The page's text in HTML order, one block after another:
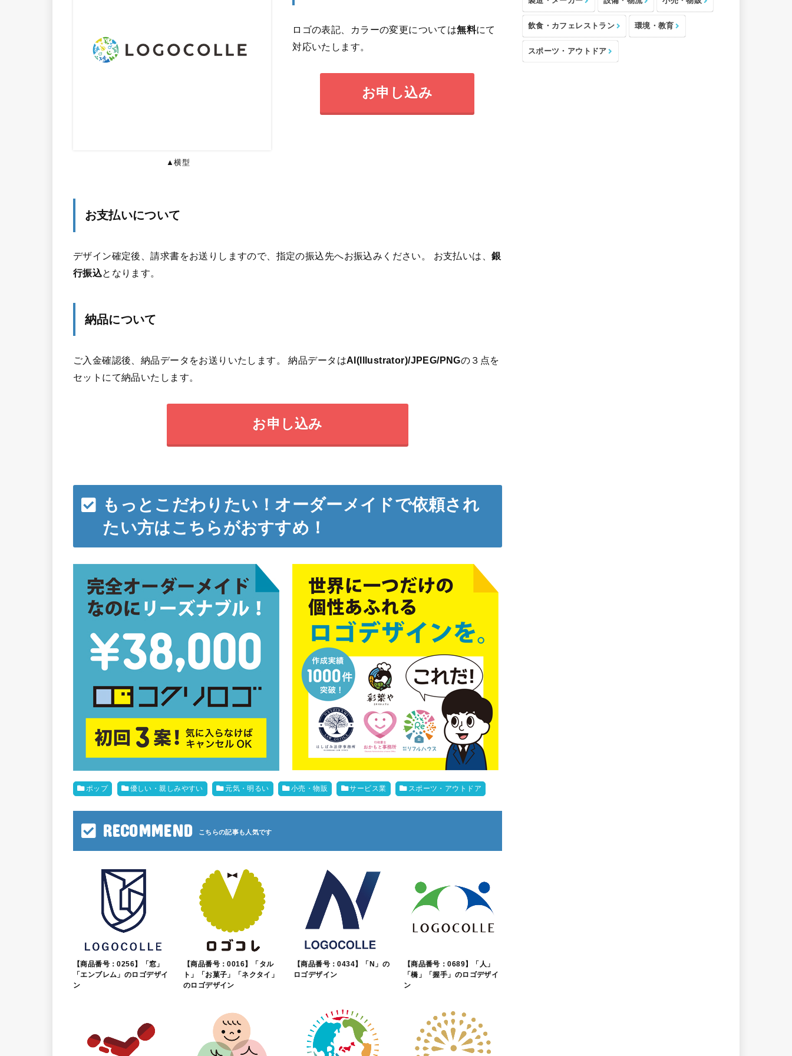
▲横型
ロゴの表記、カラーの変更については無料にて
対応いたします。
お申し込み
お支払いについて
デザイン確定後、請求書をお送りしますので、指定の振込先へお振込みください。 お支払いは、銀
行振込となります。
納品について
ご入金確認後、納品データをお送りいたします。 納品データはAI(Illustrator)/JPEG/PNGの３点を
セットにて納品いたします。
お申し込み
もっとこだわりたい！オーダーメイドで依頼され
たい方はこちらがおすすめ！
ポップ 優しい・親しみやすい 元気・明るい 小売・物販 サービス業 スポーツ・アウトドア
RECOMMEND
【商品番号：0256】「窓」
「エンブレム」のロゴデザイ
ン
【商品番号：0016】「タル
ト」「お菓子」「ネクタイ」
のロゴデザイン
【商品番号：0434】「N」の
ロゴデザイン
【商品番号：0689】「人」
「橋」「握手」のロゴデザイ
ン
飲食・カフェレストラン 環境・教育
スポーツ・アウトドア